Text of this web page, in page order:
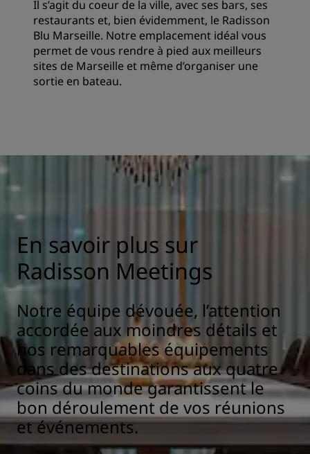
Il s’agit du coeur de la ville, avec ses bars, ses
restaurants et, bien évidemment, le Radisson
Blu Marseille. Notre emplacement idéal vous
permet de vous rendre à pied aux meilleurs
sites de Marseille et même d’organiser une
sortie en bateau.
En savoir plus sur
Radisson Meetings
Notre équipe dévouée, l’attention
accordée aux moindres détails et
nos remarquables équipements
dans des destinations aux quatre
coins du monde garantissent le
bon déroulement de vos réunions
et événements.